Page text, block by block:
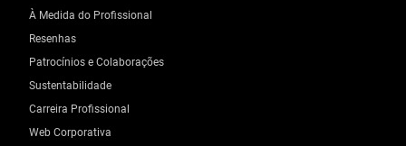
À Medida do Profissional
Resenhas
Patrocínios e Colaborações
Sustentabilidade
Carreira Profissional
Web Corporativa